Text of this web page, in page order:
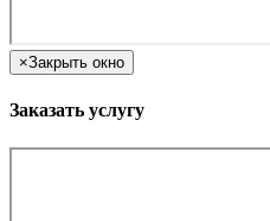
×Закрыть окно
Заказать услугу